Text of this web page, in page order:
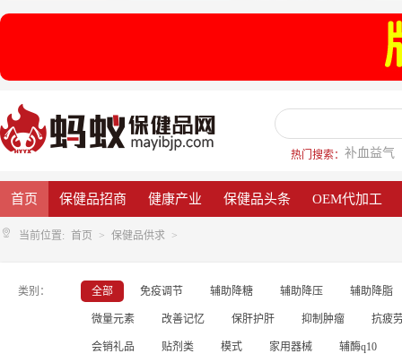
热门搜索： 补血益气
首页 保健品招商 健康产业 保健品头条 OEM代加工
当前位置: 首页 保健品供求
类别： 全部 免疫调节 辅助降糖 辅助降压 辅助降脂
微量元素 改善记忆 保肝护肝 抑制肿瘤 抗疲
会销礼品 贴剂类 模式 家用器械 辅酶q10